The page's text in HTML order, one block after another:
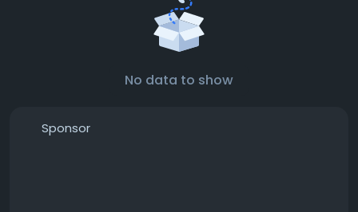
No data to show
Sponsor